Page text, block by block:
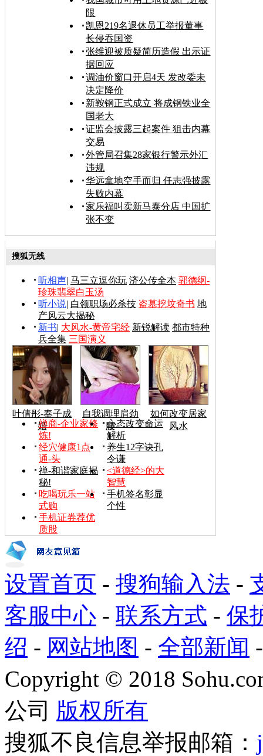
限
凯恩219名退休员工举报董事
长侵吞国资
张维迎被质疑简历造假 出示证
据回应
调油价窗口开启4天 发改委未
决定降价
新鞍钢正式成立 将成钢铁业全
国老大
证监会披露三起案件 狙击内幕
交易
外管局召集28家银行警示外汇
违规
华远拿地空手而归 任志强披露
失败内幕
家乐福叫卖新马泰分店 中国扩
张不变
搜狐无线
听相声| 马三立逗你玩 济公传全本 郭德纲-
珍珠翡翠白玉汤
听小说| 白领职场必杀技 盗墓挖坟奇书 地
产风云大揭秘
新书| 大风水-黄帝宅经 新锐解读 都市特种
兵全集 三国演义
叶倩彤-奉子成
婚
自我调理肩劲
腰
如何改变居家
风水
禅商-企业家修
炼!
心态改变命运
解析
经穴健康1点
通-头
养生12字诀孔
令谦
禅-和谐家庭揭
秘!
<道德经>的大
智慧
吃喝玩乐一站
式购
手机签名彰显
个性
手机证券荐优
质股
设置首页 - 搜狗输入法 -
客服中心 - 联系方式 - 保
绍 - 网站地图 - 全部新闻
Copyright © 2018
公司 版权所有
搜狐不良信息举报邮箱：